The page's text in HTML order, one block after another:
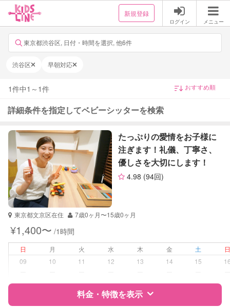
新規登録
ログイン メニュー
東京都渋谷区, 日付・時間を選択, 他6件
渋谷区 早朝対応
1件中1 ～ 1件
詳細条件を指定してベビーシッターを検索
たっぷりの愛情をお子様に
注ぎます！礼儀、丁寧さ、
優しさを大切にします！
4.98 (94回)
東京都文京区在住 7歳0ヶ月〜15歳0ヶ月
¥1,400〜 /1時間
日 月 火 水 木 金 土
09
10 11 12 13 14 15
料金・特徴を表示